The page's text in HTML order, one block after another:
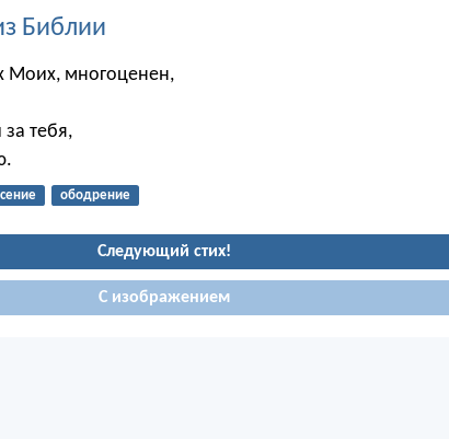
Библии
Моих, многоценен,
тебя,
ободрение
Следующий стих!
С изображением